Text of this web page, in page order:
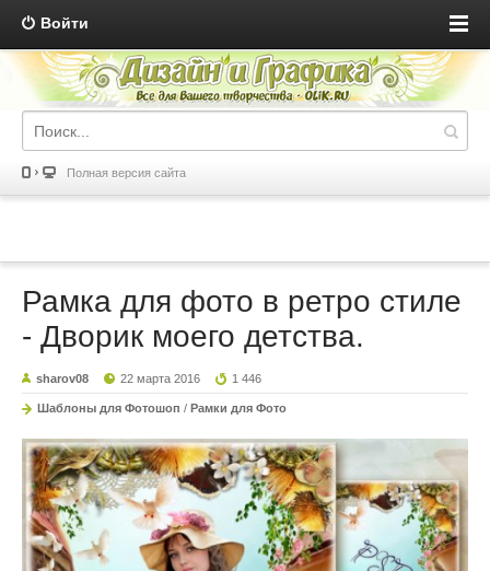
Войти
Полная версия сайта
Рамка для фото в ретро стиле
- Дворик моего детства.
sharov08 22 марта 2016 1 446
Шаблоны для Фотошоп / Рамки для Фото